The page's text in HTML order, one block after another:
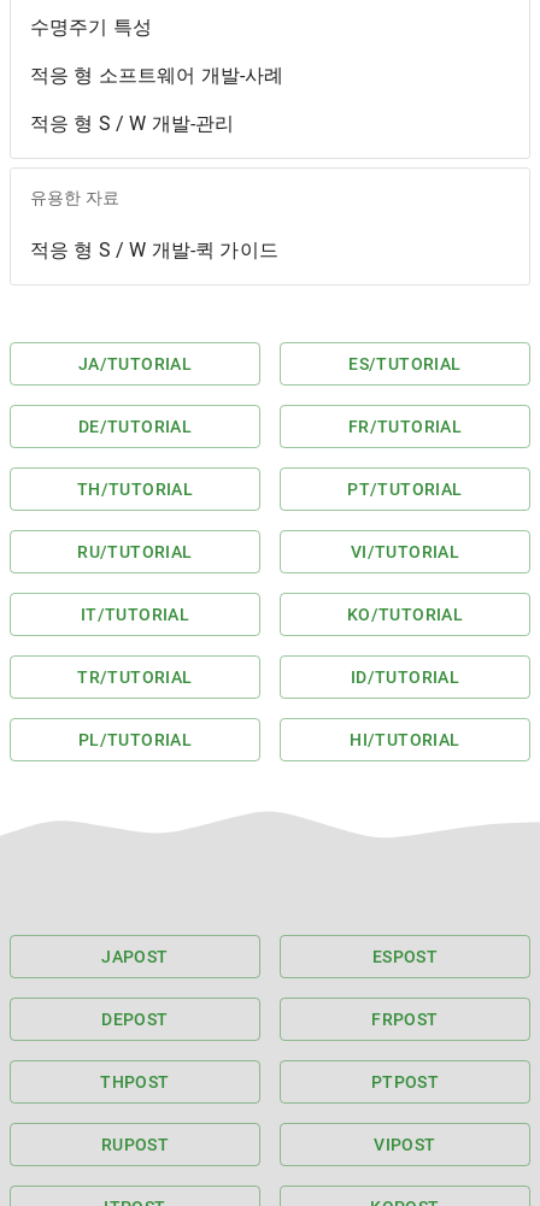
수명주기 특성
적응 형 소프트웨어 개발-사례
적응 형 S / W 개발-관리
유용한 자료
적응 형 S / W 개발-퀵 가이드
JA/TUTORIAL ES/TUTORIAL
DE/TUTORIAL FR/TUTORIAL
TH/TUTORIAL PT/TUTORIAL
RU/TUTORIAL VI/TUTORIAL
IT/TUTORIAL KO/TUTORIAL
TR/TUTORIAL ID/TUTORIAL
PL/TUTORIAL HI/TUTORIAL
JAPOST ESPOST
DEPOST FRPOST
THPOST PTPOST
RUPOST VIPOST